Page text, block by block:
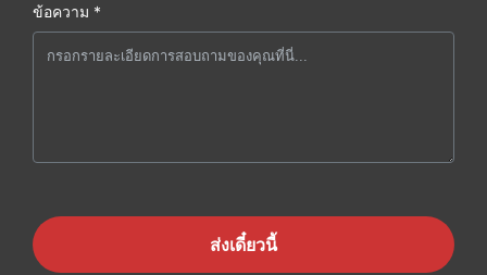
ข้อความ *
ส่งเดี๋ยวนี้